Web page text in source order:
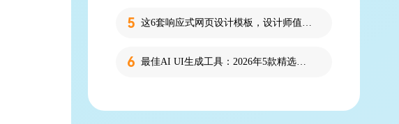
这6套响应式网页设计模板，设计师值得收藏！
最佳AI UI生成工具：2026年5款精选，新手零代码快速制作界面